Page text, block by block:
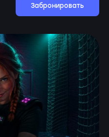
Забронировать